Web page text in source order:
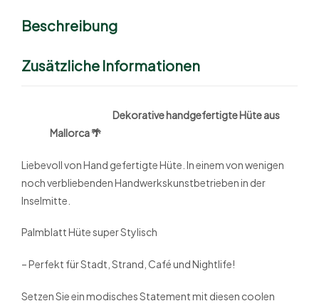
Beschreibung
Zusätzliche Informationen
Dekorative handgefertigte Hüte aus
Mallorca 🌴
Liebevoll von Hand gefertigte Hüte. In einem von wenigen
noch verbliebenden Handwerkskunstbetrieben in der
Inselmitte.
Palmblatt Hüte super Stylisch
– Perfekt für Stadt, Strand, Café und Nightlife!
Setzen Sie ein modisches Statement mit diesen coolen